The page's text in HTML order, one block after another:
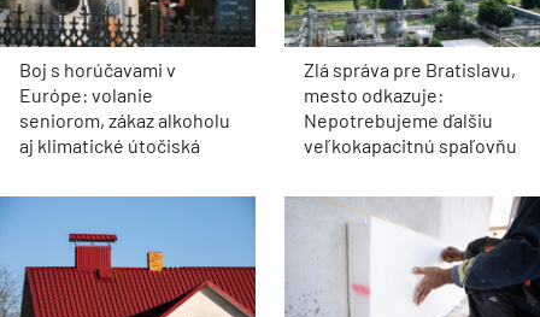
Boj s horúčavami v
Európe: volanie
seniorom, zákaz alkoholu
aj klimatické útočiská
Zlá správa pre Bratislavu,
mesto odkazuje:
Nepotrebujeme ďalšiu
veľkokapacitnú spaľovňu